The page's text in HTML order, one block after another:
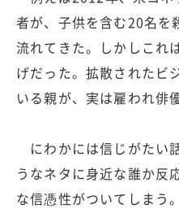
者が、子供を含む20名を
流れてきた。しかしこれ
げだった。拡散されたビ
いる親が、実は雇われ俳
にわかには信じがたい
うなネタに身近な誰か反
な信憑性がついてしまう